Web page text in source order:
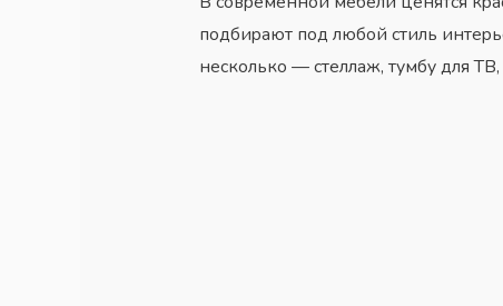
пoдбиpaют пoд любoй cтиль
нecкoлькo — cтeллaж, тyмбy для